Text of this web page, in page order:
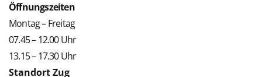
Öffnungszeiten
Montag – Freitag
07.45 – 12.00 Uhr
13.15 – 17.30 Uhr
Standort Zug